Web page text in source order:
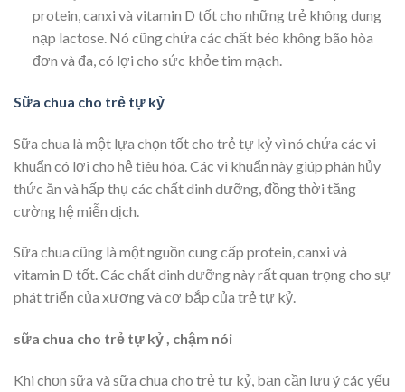
protein, canxi và vitamin D tốt cho những trẻ không dung
nạp lactose. Nó cũng chứa các chất béo không bão hòa
đơn và đa, có lợi cho sức khỏe tim mạch.
Sữa chua cho trẻ tự kỷ
Sữa chua là một lựa chọn tốt cho trẻ tự kỷ vì nó chứa các vi
khuẩn có lợi cho hệ tiêu hóa. Các vi khuẩn này giúp phân hủy
thức ăn và hấp thụ các chất dinh dưỡng, đồng thời tăng
cường hệ miễn dịch.
Sữa chua cũng là một nguồn cung cấp protein, canxi và
vitamin D tốt. Các chất dinh dưỡng này rất quan trọng cho sự
phát triển của xương và cơ bắp của trẻ tự kỷ.
sữa chua cho trẻ tự kỷ , chậm nói
Khi chọn sữa và sữa chua cho trẻ tự kỷ, bạn cần lưu ý các yếu